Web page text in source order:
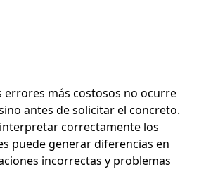
errores más costosos no ocurre
antes de solicitar el concreto.
correctamente los
puede generar diferencias en
incorrectas y problemas